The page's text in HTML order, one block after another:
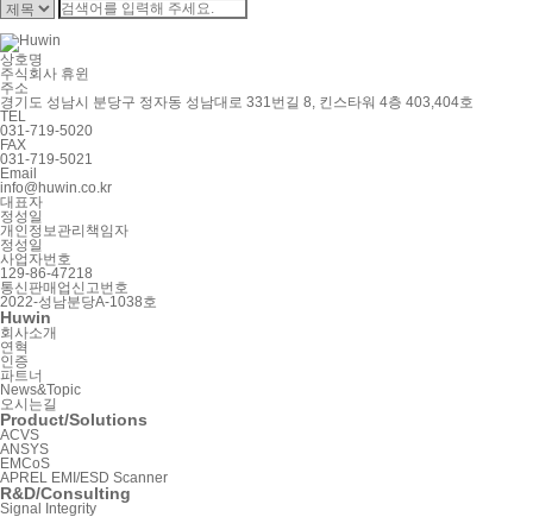
상호명
주식회사 휴윈
주소
경기도 성남시 분당구 정자동 성남대로 331번길 8, 킨스타워 4층 403,404호
TEL
031-719-5020
FAX
031-719-5021
Email
info@huwin.co.kr
대표자
정성일
개인정보관리책임자
정성일
사업자번호
129-86-47218
통신판매업신고번호
2022-성남분당A-1038호
Huwin
회사소개
연혁
인증
파트너
News&Topic
오시는길
Product/Solutions
ACVS
ANSYS
EMCoS
APREL EMI/ESD Scanner
R&D/Consulting
Signal Integrity